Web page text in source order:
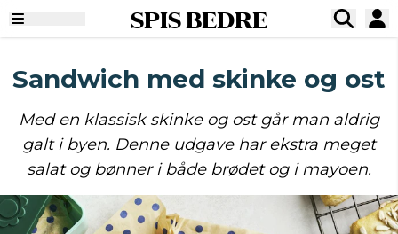
SPIS BEDRE
Sandwich med skinke og ost
Med en klassisk skinke og ost går man aldrig
galt i byen. Denne udgave har ekstra meget
salat og bønner i både brødet og i mayoen.